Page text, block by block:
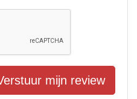
mijn review